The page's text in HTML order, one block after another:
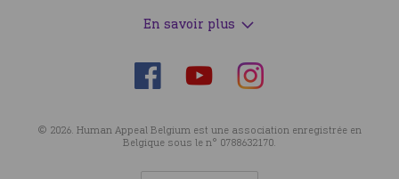
En savoir plus
Suivez-
nous
Facebook
Suivez-
YouTube
Suivez-
nous
Instagram
© 2026. Human Appeal Belgium est une association enregistrée en
Belgique sous le n° 0788632170.